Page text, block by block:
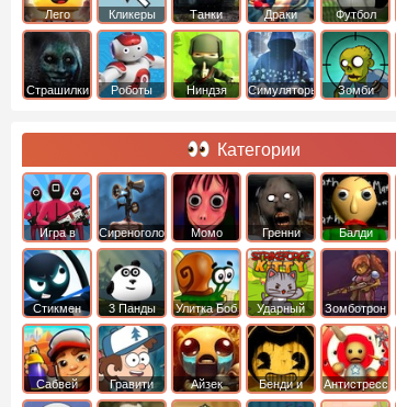
Лего Кликеры Танки Драки Футбол
Страшилки Роботы Ниндзя Симуляторы Зомби
Категории
Игра в
Кальмара
Сиреноголовый Момо Гренни Балди
Стикмен 3 Панды Улитка Боб
Ударный
отряд котят
Зомботрон
Сабвей
Серф
Гравити
Фолз
Айзек
Бенди и
Чернильная
Антистресс